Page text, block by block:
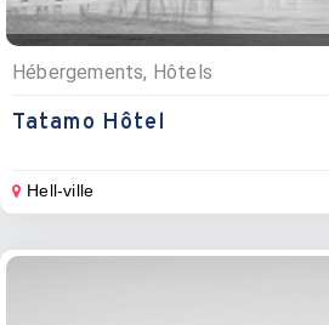
Hébergements, Hôtels
Tatamo Hôtel
Hell-ville